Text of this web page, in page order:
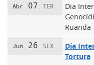
Abr 07 TER
Dia
Ruanda
Jun 26 SEX
Dia
Tortura